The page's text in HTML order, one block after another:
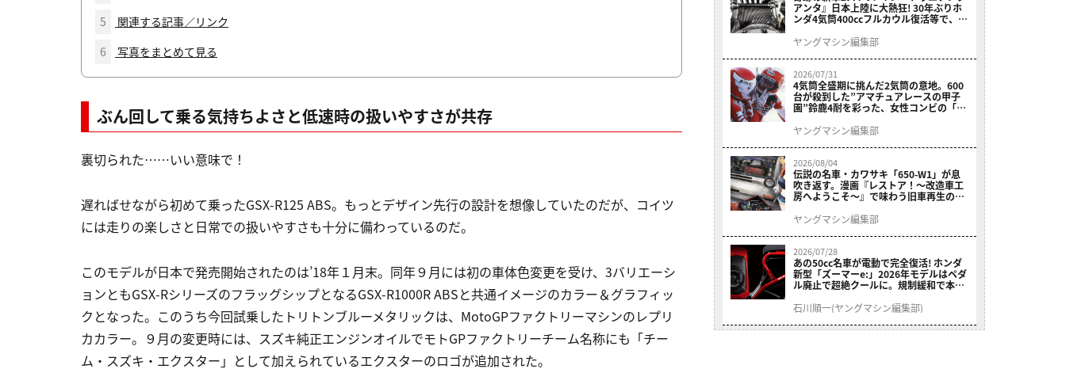
5
関連する記事／リンク
6
写真をまとめて見る
ぶん回して乗る気持ちよさと低速時の扱いやすさが共存
裏切られた……いい意味で！
遅ればせながら初めて乗ったGSX-R125 ABS。もっとデザイン先行の設計を想像していたのだが、コイツ
には走りの楽しさと日常での扱いやすさも十分に備わっているのだ。
このモデルが日本で発売開始されたのは’18年１月末。同年９月には初の車体色変更を受け、3バリエーシ
ョンともGSX-RシリーズのフラッグシップとなるGSX-R1000R ABSと共通イメージのカラー＆グラフィッ
クとなった。このうち今回試乗したトリトンブルーメタリックは、MotoGPファクトリーマシンのレプリ
カカラー。９月の変更時には、スズキ純正エンジンオイルでモトGPファクトリーチーム名称にも「チー
ム・スズキ・エクスター」として加えられているエクスターのロゴが追加された。
アンタ』日本上陸に大熱狂! 30年ぶりホ
ンダ4気筒400ccフルカウル復活等で、ロ
ニュース振り返り】
ヤングマシン編集部
2026/07/31
4気筒全盛期に挑んだ2気筒の意地。600
台が殺到した”アマチュアレースの甲子
園”鈴鹿4耐を彩った、女性コンビの「ス
ヤングマシン編集部
2026/08/04
伝説の名車・カワサキ「650-W1」が息
吹き返す。漫画『レストア！～改造車工
房へようこそ～』で味わう旧車再生のロ
ヤングマシン編集部
2026/07/28
あの50cc名車が電動で完全復活! ホンダ
新型「ズーマーe:」2026年モデルはペダ
ル廃止で超絶クールに。規制緩和で本来
石川順一(ヤングマシン編集部)